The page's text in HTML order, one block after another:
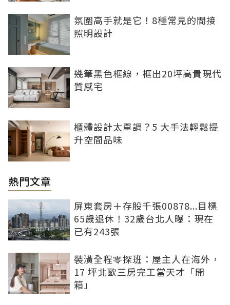
氛圍高手就是它！8種常見的間接
照明設計
幾筆黑色框線，框出20坪高貴現代
質感宅
櫃體設計太單調？5 大手法輕鬆提
升空間品味
熱門文章
屏東套房＋存股千張00878...目標
65歲退休！32歲台北人曝：現在
已有243張
裝潢全程零探班：屋主人在海外，
17 坪北歐三房完工當天才「開
箱」